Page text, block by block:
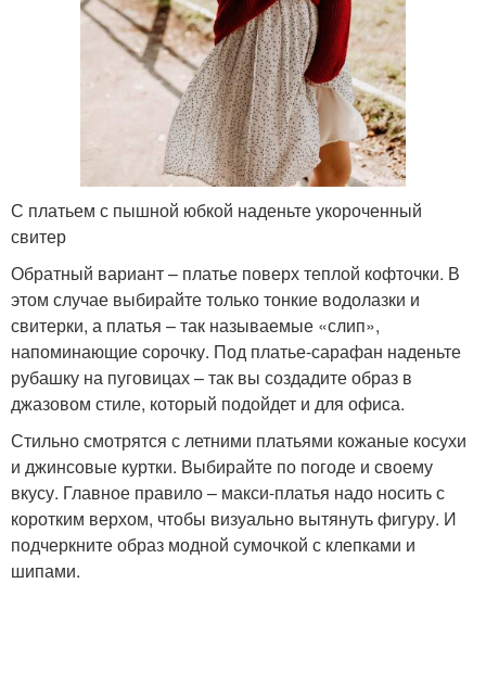
С платьем с пышной юбкой наденьте укороченный
свитер
Обратный вариант – платье поверх теплой кофточки. В
этом случае выбирайте только тонкие водолазки и
свитерки, а платья – так называемые «слип»,
напоминающие сорочку. Под платье-сарафан наденьте
рубашку на пуговицах – так вы создадите образ в
джазовом стиле, который подойдет и для офиса.
Стильно смотрятся с летними платьями кожаные косухи
и джинсовые куртки. Выбирайте по погоде и своему
вкусу. Главное правило – макси-платья надо носить с
коротким верхом, чтобы визуально вытянуть фигуру. И
подчеркните образ модной сумочкой с клепками и
шипами.